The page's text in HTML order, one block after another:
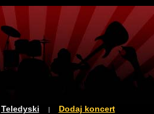
Teledyski | Dodaj koncert